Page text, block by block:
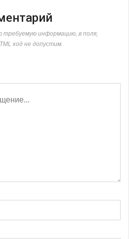
требуемую информацию, в поля,
код не допустим.